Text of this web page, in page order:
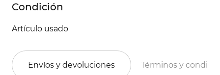
Condición
Artículo usado
Envíos y devoluciones Términos y